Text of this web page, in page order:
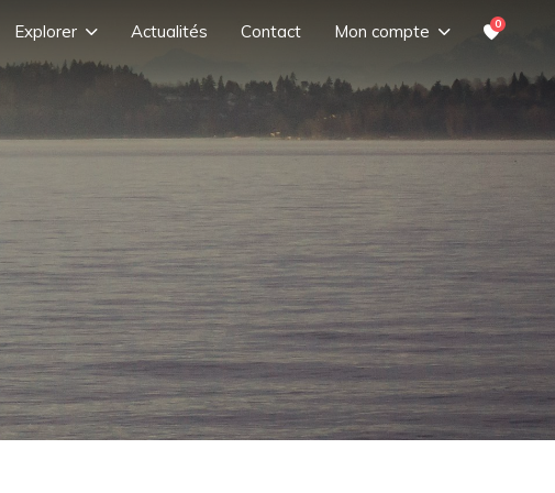
Explorer Actualités Contact Mon compte 0